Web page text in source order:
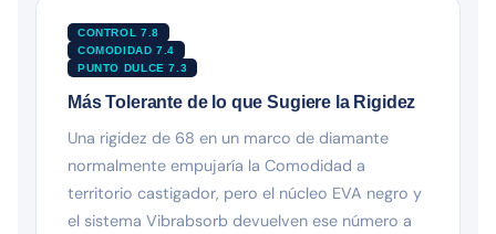
CONTROL 7.8
COMODIDAD 7.4
PUNTO DULCE 7.3
Más Tolerante de lo que Sugiere la Rigidez
Una rigidez de 68 en un marco de diamante
normalmente empujaría la Comodidad a
territorio castigador, pero el núcleo EVA negro y
el sistema Vibrabsorb devuelven ese número a